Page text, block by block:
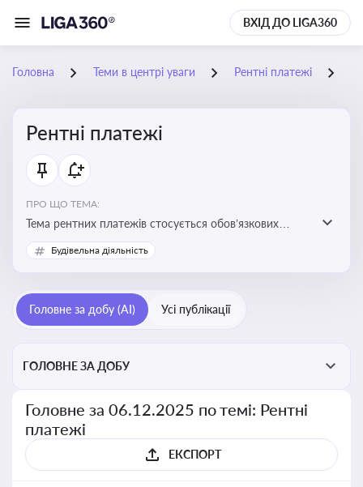
ВХІД ДО LIGA360
Головна Теми в центрі уваги Рентні платежі
Рентні платежі
ПРО ЩО ТЕМА:
Тема рентних платежів стосується обов’язкових
податкових зборів, які сплачуються за користування
природними ресурсами — надрами, водою, лісами
Будівельна діяльність
Головне за добу (AI) Усі публікації
ГОЛОВНЕ ЗА ДОБУ
Головне за 06.12.2025 по темі: Рентні
платежі
ЕКСПОРТ